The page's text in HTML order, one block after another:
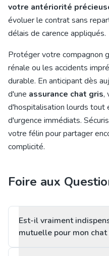
votre antériorité
évoluer le contrat sans
délais de carence appliqués.
Protéger votre compagnon
rénale ou les accidents
durable. En anticipant dès
d'une assurance chat gris,
d'hospitalisation lourds tout
d'urgence immédiats.
votre félin pour partager
complicité.
Foire aux
Est-il vraiment
mutuelle pour mon chat